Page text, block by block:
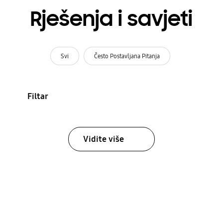
Rješenja i savjeti
Svi Često Postavljana Pitanja
Filtar
Vidite više